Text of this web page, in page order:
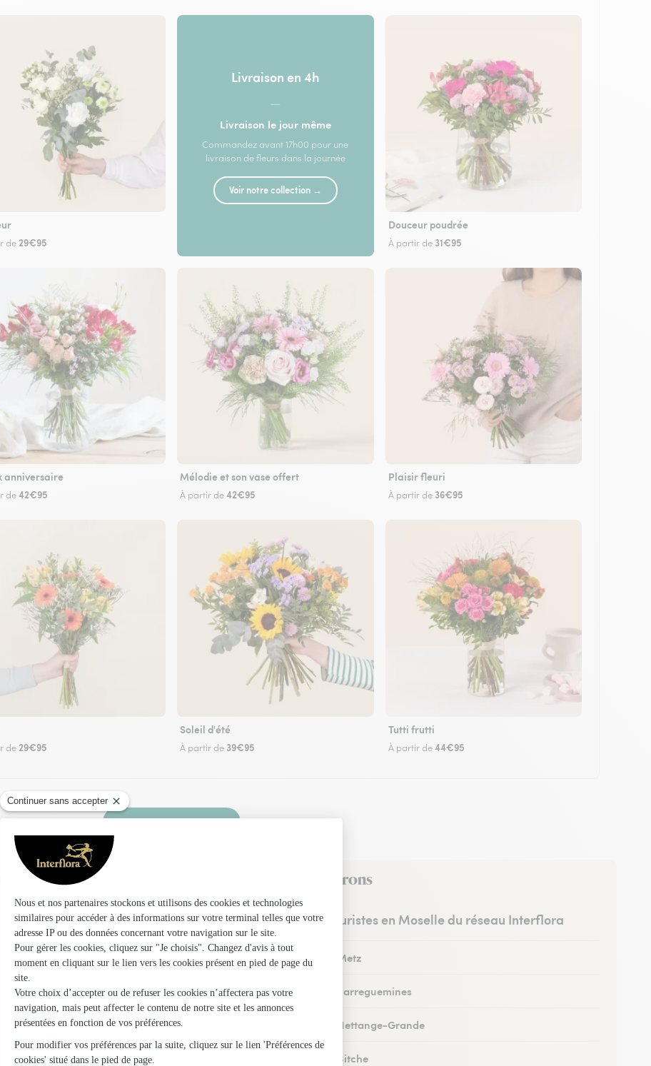
de 29€95
Livraison en 4h
—
Livraison le jour même
Commandez avant 17h00 pour une
livraison de fleurs dans la journée
Voir notre collection →
Douceur poudrée
À partir de 31€95
anniversaire
de42€95
Mélodie et son vase offert
À partir de42€95
Plaisir fleuri
À partir de 36€95
de 29€95
Soleil d'été
À partir de 39€95
Tutti frutti
À partir de44€95
Faire livrer des fleurs
un fleuriste Interflora à Herny et dans ses environs
Les fleuristes en Moselle du réseau Interflora
Fleuristes à Metz
Fleuristes à Sarreguemines
Fleuristes à Hettange-Grande
Fleuristes à Bitche